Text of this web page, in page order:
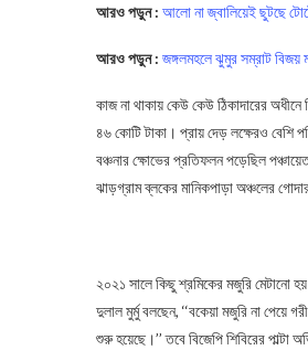
আরও পড়ুন : আলো না জ্বালিয়েই ছুটছে
আরও পড়ুন : জঙ্গলমহলে ঝুমুর সম্রাট বিজয়
কাজ না থাকায় কেউ কেউ ঠিকাদারের
৪৬ কোটি টাকা। প্রায় দেড় লক্ষেরও বেশি
বঞ্চনার ক্ষোভের প্রতিফলন পড়েছিল
ঝাড়গ্রাম ব্লকের মানিকপাড়া অঞ্চলের
২০২১ সালে কিছু শ্রমিকের মজুরি মেটানো
দুলাল মুর্মু বলছেন, ‘‘বকেয়া মজুরি না পেয়ে
শুরু হয়েছে।’’ তবে বিজেপি শিবিরের পাল্টা